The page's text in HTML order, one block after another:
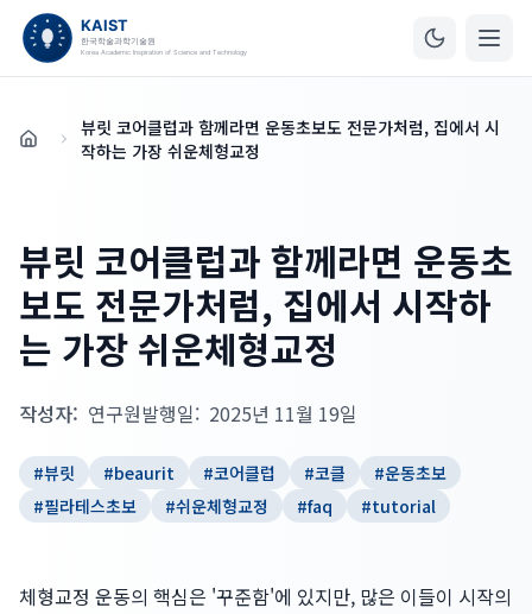
홈
뷰릿 코어클럽과 함께라면 운동초보도 전문가처럼, 집에서 시
작하는 가장 쉬운체형교정
뷰릿 코어클럽과 함께라면 운동초
보도 전문가처럼, 집에서 시작하
는 가장 쉬운체형교정
작성자: 연구원발행일: 2025년 11월 19일
#뷰릿 #beaurit #코어클럽 #코클 #운동초보
#필라테스초보 #쉬운체형교정 #faq #tutorial
체형교정 운동의 핵심은 '꾸준함'에 있지만, 많은 이들이 시작의